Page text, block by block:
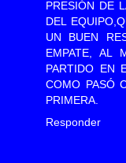
PRESIÓN DE
DEL
UN BUEN
EMPATE, AL
PARTIDO EN
COMO PASÓ
PRIMERA.
Responder